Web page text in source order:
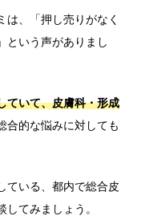
は、「押し売りがなく
という声がありまし
ていて、皮膚科・形成
合的な悩みに対しても
ている、都内で総合皮
てみましょう。